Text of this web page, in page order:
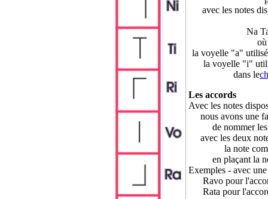
avec les notes
Na
la voyelle "a"
la voyelle "i"
dans le
Les accords
Avec les notes
nous avons une
de nommer les
avec les deux
la note
en plaçant la
Exemples - avec
Ravo pour
Rata pour